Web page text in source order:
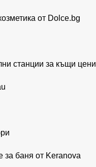
от Dolce.bg
станции за къщи цени
за баня от Keranova